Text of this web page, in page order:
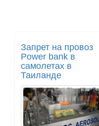
Запрет на провоз
Power bank в
самолетах в
Таиланде